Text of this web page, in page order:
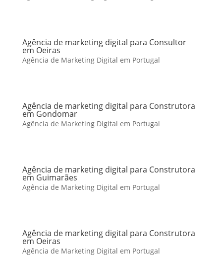
Agência de marketing digital para Consultor
em Oeiras
Agência de Marketing Digital em Portugal
Agência de marketing digital para Construtora
em Gondomar
Agência de Marketing Digital em Portugal
Agência de marketing digital para Construtora
em Guimarães
Agência de Marketing Digital em Portugal
Agência de marketing digital para Construtora
em Oeiras
Agência de Marketing Digital em Portugal